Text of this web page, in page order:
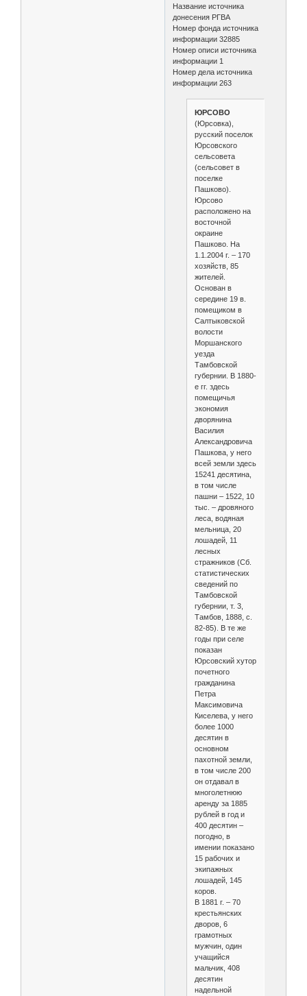
Название источника
донесения РГВА
Номер фонда источника
информации 32885
Номер описи источника
информации 1
Номер дела источника
информации 263
ЮРСОВО
(Юрсовка),
русский поселок
Юрсовского
сельсовета
(сельсовет в
поселке
Пашково).
Юрсово
расположено на
восточной
окраине
Пашково. На
1.1.2004 г. – 170
хозяйств, 85
жителей.
Основан в
середине 19 в.
помещиком в
Салтыковской
волости
Моршанского
уезда
Тамбовской
губернии. В 1880-
е гг. здесь
помещичья
экономия
дворянина
Василия
Александровича
Пашкова, у него
всей земли здесь
15241 десятина,
в том числе
пашни – 1522, 10
тыс. – дровяного
леса, водяная
мельница, 20
лошадей, 11
лесных
стражников (Сб.
статистических
сведений по
Тамбовской
губернии, т. 3,
Тамбов, 1888, с.
82-85). В те же
годы при селе
показан
Юрсовский хутор
почетного
гражданина
Петра
Максимовича
Киселева, у него
более 1000
десятин в
основном
пахотной земли,
в том числе 200
он отдавал в
многолетнюю
аренду за 1885
рублей в год и
400 десятин –
погодно, в
имении показано
15 рабочих и
экипажных
лошадей, 145
коров.
В 1881 г. – 70
крестьянских
дворов, 6
грамотных
мужчин, один
учащийся
мальчик, 408
десятин
надельной